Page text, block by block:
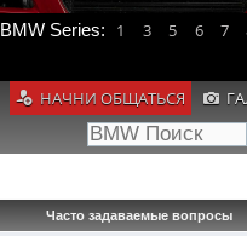
BMW Series: 1 3 5 6 7
НАЧНИ ОБЩАТЬСЯ
Часто задаваемые вопросы